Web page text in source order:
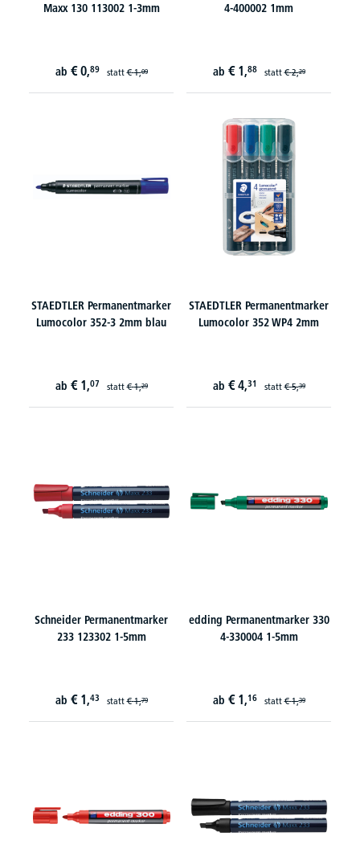
Maxx 130 113002 1-3mm
ab € 0,89 statt€ 1,09
4-400002 1mm
ab € 1,88 statt€ 2,29
STAEDTLER Permanentmarker
Lumocolor 352-3 2mm blau
ab € 1,07 statt€ 1,29
STAEDTLER Permanentmarker
Lumocolor 352 WP4 2mm
ab € 4,31 statt€ 5,39
Schneider Permanentmarker
233 123302 1-5mm
ab € 1,43 statt€ 1,79
edding Permanentmarker 330
4-330004 1-5mm
ab € 1,16 statt€ 1,39